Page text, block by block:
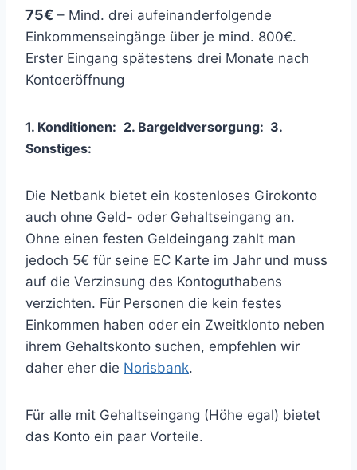
75€ – Mind. drei aufeinanderfolgende
Einkommenseingänge über je mind. 800€.
Erster Eingang spätestens drei Monate nach
Kontoeröffnung
1. Konditionen: 2. Bargeldversorgung: 3.
Sonstiges:
Die Netbank bietet ein kostenloses Girokonto
auch ohne Geld- oder Gehaltseingang an.
Ohne einen festen Geldeingang zahlt man
jedoch 5€ für seine EC Karte im Jahr und muss
auf die Verzinsung des Kontoguthabens
verzichten. Für Personen die kein festes
Einkommen haben oder ein Zweitklonto neben
ihrem Gehaltskonto suchen, empfehlen wir
daher eher die Norisbank.
Für alle mit Gehaltseingang (Höhe egal) bietet
das Konto ein paar Vorteile.